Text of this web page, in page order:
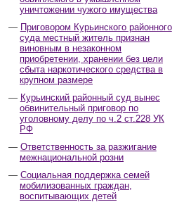
уничтожении чужого имущества
Приговором Курьинского районного
суда местный житель признан
виновным в незаконном
приобретении, хранении без цели
сбыта наркотического средства в
крупном размере
Курьинский районный суд вынес
обвинительный приговор по
уголовному делу по ч.2 ст.228 УК
РФ
Ответственность за разжигание
межнациональной розни
Социальная поддержка семей
мобилизованных граждан,
воспитывающих детей